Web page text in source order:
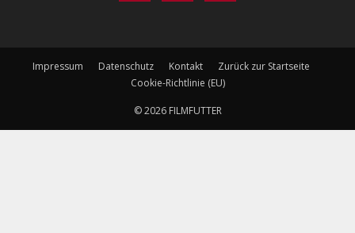
Impressum Datenschutz Kontakt
Zurück zur Startseite
Cookie-Richtlinie (EU)
© 2026 FILMFUTTER